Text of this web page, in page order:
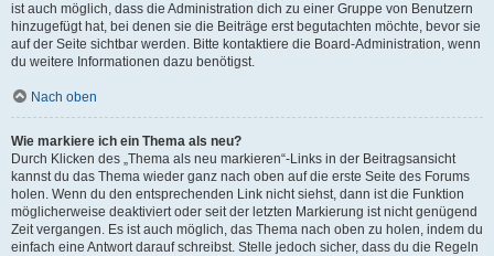
ist auch möglich, dass die Administration dich zu einer Gruppe von Benutzern
hinzugefügt hat, bei denen sie die Beiträge erst begutachten möchte, bevor sie
auf der Seite sichtbar werden. Bitte kontaktiere die Board-Administration, wenn
du weitere Informationen dazu benötigst.
Nach oben
Wie markiere ich ein Thema als neu?
Durch Klicken des „Thema als neu markieren“-Links in der Beitragsansicht
kannst du das Thema wieder ganz nach oben auf die erste Seite des Forums
holen. Wenn du den entsprechenden Link nicht siehst, dann ist die Funktion
möglicherweise deaktiviert oder seit der letzten Markierung ist nicht genügend
Zeit vergangen. Es ist auch möglich, das Thema nach oben zu holen, indem du
einfach eine Antwort darauf schreibst. Stelle jedoch sicher, dass du die Regeln